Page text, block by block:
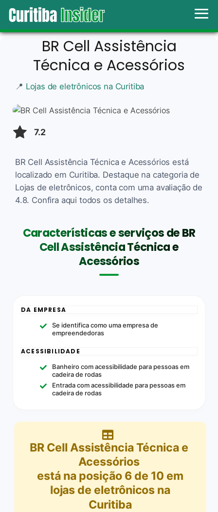
BR Cell Assistência
Técnica e Acessórios
📍 Lojas de eletrônicos na Curitiba
7.2
BR Cell Assistência Técnica e Acessórios está
localizado em Curitiba. Destaque na categoria de
Lojas de eletrônicos, conta com uma avaliação de
4.8. Confira aqui todos os detalhes.
Características e serviços de BR
Cell Assistência Técnica e
Acessórios
DA EMPRESA
Se identifica como uma empresa de
empreendedoras
ACESSIBILIDADE
Banheiro com acessibilidade para pessoas em
cadeira de rodas
Entrada com acessibilidade para pessoas em
cadeira de rodas
BR Cell Assistência Técnica e
Acessórios
está na posição 6 de 10 em
lojas de eletrônicos na
Curitiba